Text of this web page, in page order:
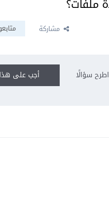
مشاركة
أجب على اطرح سؤالًا